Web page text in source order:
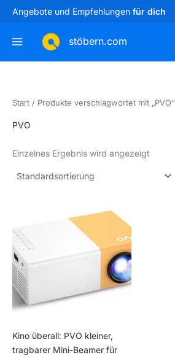
ZumAngebote und Empfehlungen für dich
stöbern.com
Start / Produkte verschlagwortet mit „PVO“
PVO
Einzelnes Ergebnis wird angezeigt
Kino überall: PVO kleiner,
tragbarer Mini-Beamer für